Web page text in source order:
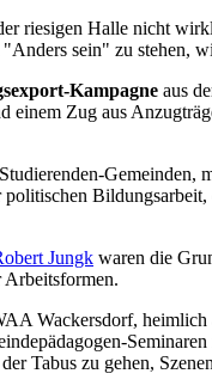
riesigen Halle nicht
sein" zu stehen,
Kampagne aus
Zug aus
Jungk waren die
Arbeitsformen.
Wackersdorf,
Tabus zu gehen,